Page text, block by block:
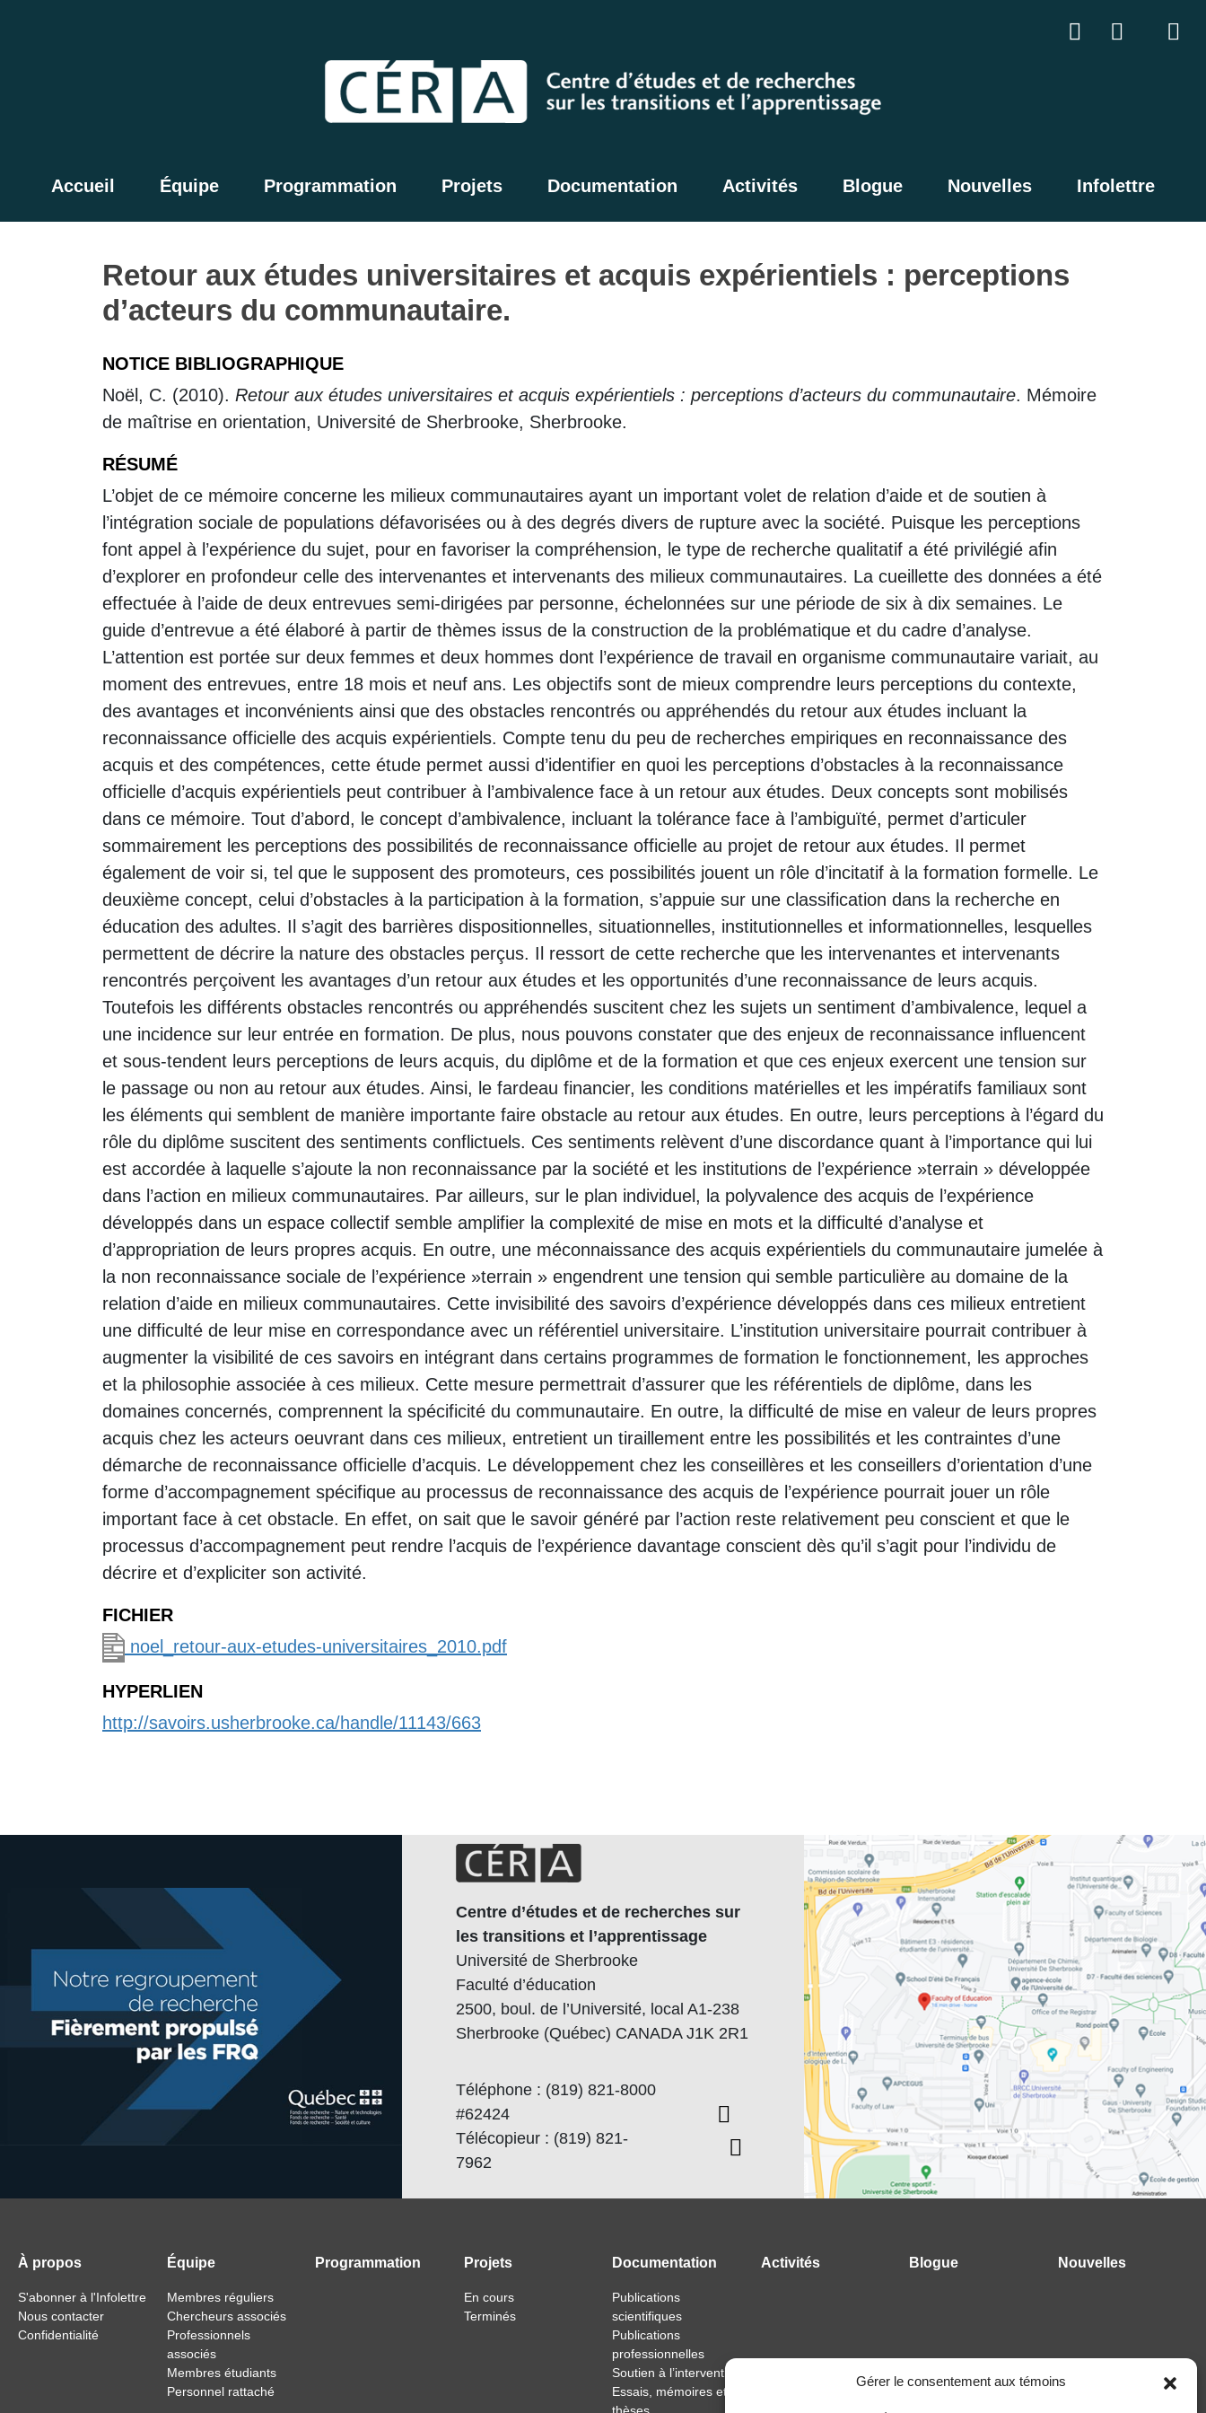
Gérer le consentement aux témoins
Accueil Équipe Programmation Projets Documentation Activités Blogue Nouvelles Infolettre
Retour aux études universitaires et acquis expérientiels : perceptions
d’acteurs du communautaire.
NOTICE BIBLIOGRAPHIQUE
Noël, C. (2010). Retour aux études universitaires et acquis expérientiels : perceptions d’acteurs du communautaire. Mémoire
de maîtrise en orientation, Université de Sherbrooke, Sherbrooke.
RÉSUMÉ
L’objet de ce mémoire concerne les milieux communautaires ayant un important volet de relation d’aide et de soutien à
l’intégration sociale de populations défavorisées ou à des degrés divers de rupture avec la société. Puisque les perceptions
font appel à l’expérience du sujet, pour en favoriser la compréhension, le type de recherche qualitatif a été privilégié afin
d’explorer en profondeur celle des intervenantes et intervenants des milieux communautaires. La cueillette des données a été
effectuée à l’aide de deux entrevues semi-dirigées par personne, échelonnées sur une période de six à dix semaines. Le
guide d’entrevue a été élaboré à partir de thèmes issus de la construction de la problématique et du cadre d’analyse.
L’attention est portée sur deux femmes et deux hommes dont l’expérience de travail en organisme communautaire variait, au
moment des entrevues, entre 18 mois et neuf ans. Les objectifs sont de mieux comprendre leurs perceptions du contexte,
des avantages et inconvénients ainsi que des obstacles rencontrés ou appréhendés du retour aux études incluant la
reconnaissance officielle des acquis expérientiels. Compte tenu du peu de recherches empiriques en reconnaissance des
acquis et des compétences, cette étude permet aussi d’identifier en quoi les perceptions d’obstacles à la reconnaissance
officielle d’acquis expérientiels peut contribuer à l’ambivalence face à un retour aux études. Deux concepts sont mobilisés
dans ce mémoire. Tout d’abord, le concept d’ambivalence, incluant la tolérance face à l’ambiguïté, permet d’articuler
sommairement les perceptions des possibilités de reconnaissance officielle au projet de retour aux études. Il permet
également de voir si, tel que le supposent des promoteurs, ces possibilités jouent un rôle d’incitatif à la formation formelle. Le
deuxième concept, celui d’obstacles à la participation à la formation, s’appuie sur une classification dans la recherche en
éducation des adultes. Il s’agit des barrières dispositionnelles, situationnelles, institutionnelles et informationnelles, lesquelles
permettent de décrire la nature des obstacles perçus. Il ressort de cette recherche que les intervenantes et intervenants
rencontrés perçoivent les avantages d’un retour aux études et les opportunités d’une reconnaissance de leurs acquis.
Toutefois les différents obstacles rencontrés ou appréhendés suscitent chez les sujets un sentiment d’ambivalence, lequel a
une incidence sur leur entrée en formation. De plus, nous pouvons constater que des enjeux de reconnaissance influencent
et sous-tendent leurs perceptions de leurs acquis, du diplôme et de la formation et que ces enjeux exercent une tension sur
le passage ou non au retour aux études. Ainsi, le fardeau financier, les conditions matérielles et les impératifs familiaux sont
les éléments qui semblent de manière importante faire obstacle au retour aux études. En outre, leurs perceptions à l’égard du
rôle du diplôme suscitent des sentiments conflictuels. Ces sentiments relèvent d’une discordance quant à l’importance qui lui
est accordée à laquelle s’ajoute la non reconnaissance par la société et les institutions de l’expérience »terrain » développée
dans l’action en milieux communautaires. Par ailleurs, sur le plan individuel, la polyvalence des acquis de l’expérience
développés dans un espace collectif semble amplifier la complexité de mise en mots et la difficulté d’analyse et
d’appropriation de leurs propres acquis. En outre, une méconnaissance des acquis expérientiels du communautaire jumelée à
la non reconnaissance sociale de l’expérience »terrain » engendrent une tension qui semble particulière au domaine de la
relation d’aide en milieux communautaires. Cette invisibilité des savoirs d’expérience développés dans ces milieux entretient
une difficulté de leur mise en correspondance avec un référentiel universitaire. L’institution universitaire pourrait contribuer à
augmenter la visibilité de ces savoirs en intégrant dans certains programmes de formation le fonctionnement, les approches
et la philosophie associée à ces milieux. Cette mesure permettrait d’assurer que les référentiels de diplôme, dans les
domaines concernés, comprennent la spécificité du communautaire. En outre, la difficulté de mise en valeur de leurs propres
acquis chez les acteurs oeuvrant dans ces milieux, entretient un tiraillement entre les possibilités et les contraintes d’une
démarche de reconnaissance officielle d’acquis. Le développement chez les conseillères et les conseillers d’orientation d’une
forme d’accompagnement spécifique au processus de reconnaissance des acquis de l’expérience pourrait jouer un rôle
important face à cet obstacle. En effet, on sait que le savoir généré par l’action reste relativement peu conscient et que le
processus d’accompagnement peut rendre l’acquis de l’expérience davantage conscient dès qu’il s’agit pour l’individu de
décrire et d’expliciter son activité.
FICHIER
noel_retour-aux-etudes-universitaires_2010.pdf
HYPERLIEN
http://savoirs.usherbrooke.ca/handle/11143/663
Centre d’études et de recherches sur
les transitions et l’apprentissage
Université de Sherbrooke
Faculté d’éducation
2500, boul. de l’Université, local A1-238
Sherbrooke (Québec) CANADA J1K 2R1
Téléphone : (819) 821-8000
#62424
Télécopieur : (819) 821-
7962
À propos
S'abonner à l'Infolettre
Nous contacter
Confidentialité
Équipe
Membres réguliers
Chercheurs associés
Professionnels
associés
Membres étudiants
Personnel rattaché
Programmation Projets
En cours
Terminés
Documentation
Publications
scientifiques
Publications
professionnelles
Soutien à l’intervention
Essais, mémoires et
Activités Blogue Nouvelles